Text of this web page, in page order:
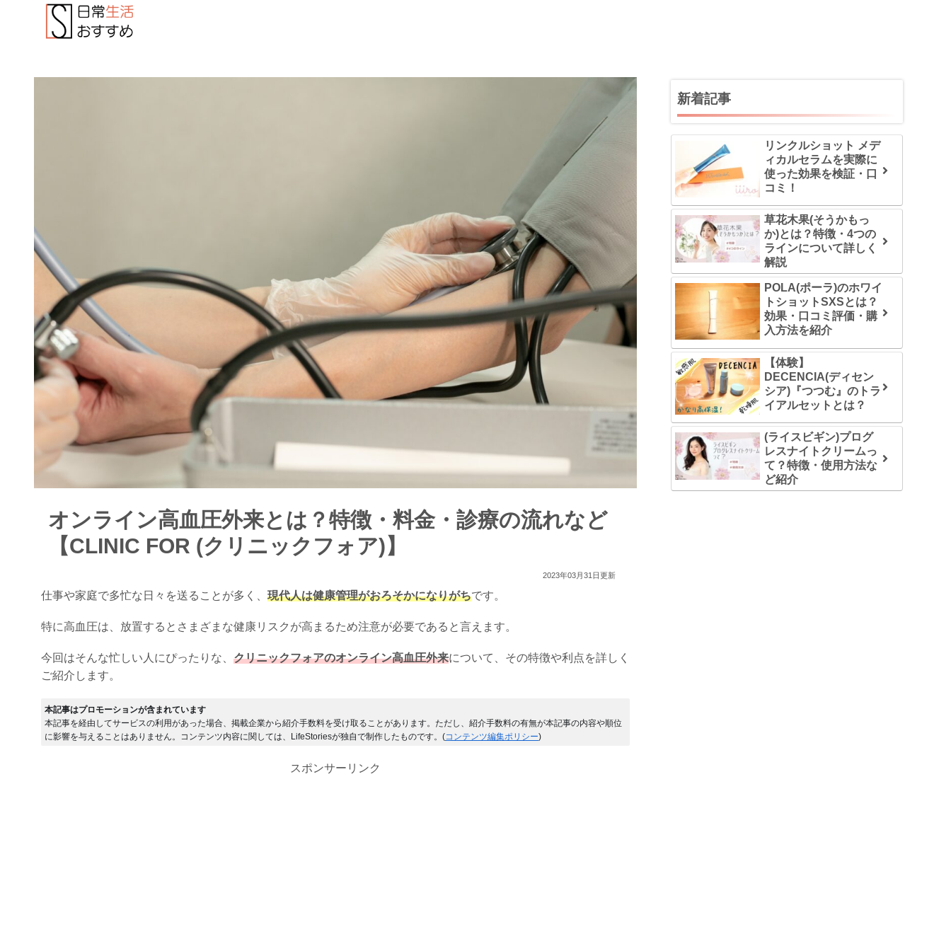
オンライン高血圧外来とは？特徴・料金・診療の流れなど
【CLINIC FOR (クリニックフォア)】
2023年03月31日更新
仕事や家庭で多忙な日々を送ることが多く、 現代人は健康管理がおろそかになりがちです。
特に高血圧は、放置するとさまざまな健康リスクが高まるため注意が必要であると言えます。
今回はそんな忙しい人にぴったりな、 クリニックフォアのオンライン高血圧外来について、その特徴や利点を詳しく
ご紹介します。
本記事はプロモーションが含まれています
本記事を経由してサービスの利用があった場合、掲載企業から紹介手数料を受け取ることがあります。ただし、紹介手数料の有無が本記事の内容や順位
に影響を与えることはありません。コンテンツ内容に関しては、LifeStoriesが独自で制作したものです。(コンテンツ編集ポリシー)
スポンサーリンク
新着記事
リンクルショット メデ
ィカルセラムを実際に
使った効果を検証・口
コミ！
草花木果(そうかもっ
か)とは？特徴・4つの
ラインについて詳しく
解説
POLA(ポーラ)のホワイ
トショットSXSとは？
効果・口コミ評価・購
入方法を紹介
【体験】
DECENCIA(ディセン
シア)『つつむ』のトラ
イアルセットとは？
(ライスビギン)プログ
レスナイトクリームっ
て？特徴・使用方法な
ど紹介